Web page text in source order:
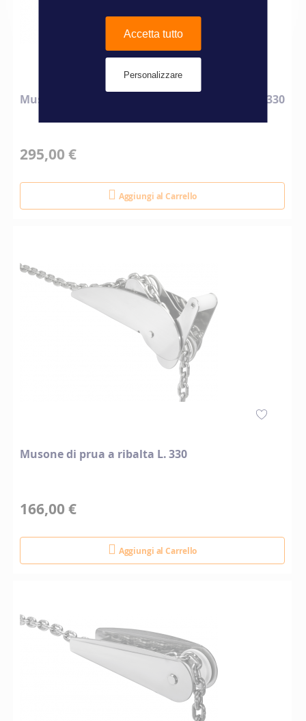
Musone di prua a ribalta per ancora piatta L. 330
295,00 €
Aggiungi al Carrello
Musone di prua a ribalta L. 330
166,00 €
Aggiungi al Carrello
Accetta tutto
Personalizzare